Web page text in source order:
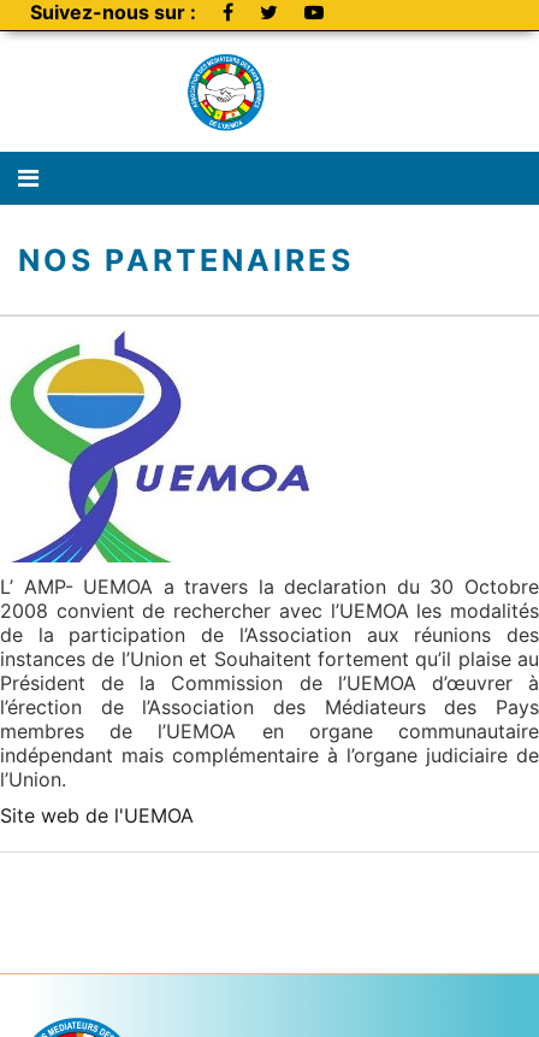
Suivez-nous sur :
NOS PARTENAIRES
L’ AMP- UEMOA a travers ladeclaration du 30 Octobre
2008 convient de rechercher avec l’UEMOAles modalités
de la participation de l’Association aux réunions des
instances de l’Union et Souhaitent fortement qu’il plaise au
Président de la Commission de l’UEMOA d’œuvrerà
l’érection de l’Association des Médiateurs des Pays
membres de l’UEMOA en organe communautaire
indépendant mais complémentaire à l’organe judiciaire de
l’Union.
Site web de l'UEMOA